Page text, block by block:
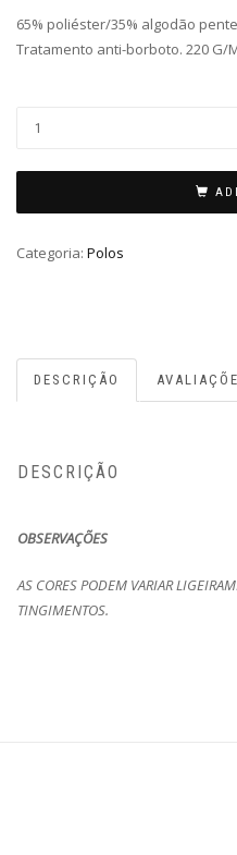
65% poliéster/35% algodão
Tratamento anti-borboto. 220 G/
Categoria: Polos
DESCRIÇÃO
DESCRIÇÃO
OBSERVAÇÕES
AS CORES PODEM VARIAR
TINGIMENTOS.